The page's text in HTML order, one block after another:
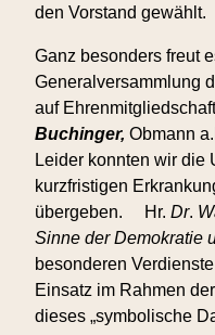
s
a
n
c
e
s
i
n
c
l
u
d
den Vorstand gewählt.
Ganz besonders freut
Generalversammlung
auf
Buchinger, Obmann
Leider konnten wir die
kurzfristigen
übergeben. Hr. Dr.
Sinne der Demokratie
besonderen
Einsatz im Rahmen
dieses „symbolische